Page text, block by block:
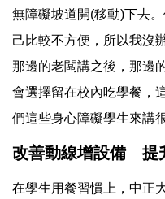
無障礙坡道開(移動)下去
己比較不方便，所以我沒
那邊的老闆講之後，那邊
會選擇留在校內吃學餐，
們這些身心障礙學生來講
改善動線增設備 提
在學生用餐習慣上，中正